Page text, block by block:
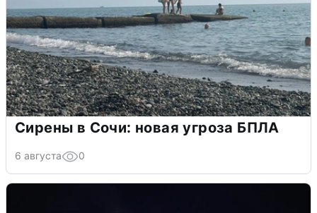
Сирены в Сочи: новая угроза БПЛА
6 августа 0